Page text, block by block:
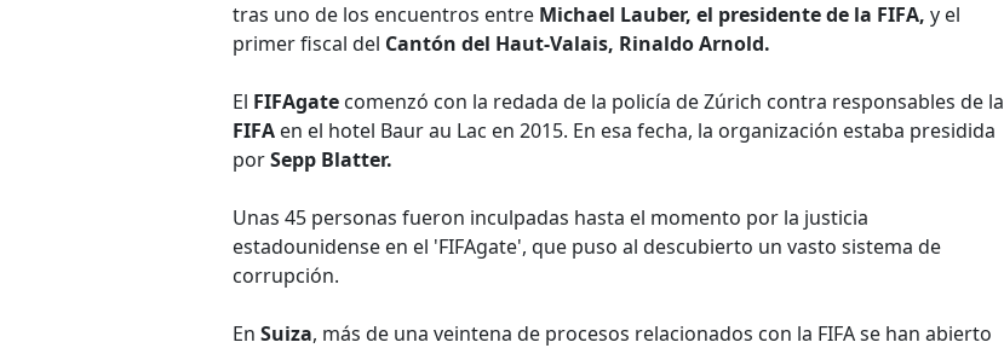
tras uno de los encuentros entre Michael Lauber, el presidente de la FIFA, y el
primer fiscal del Cantón del Haut-Valais, Rinaldo Arnold.
El FIFAgate comenzó con la redada de la policía de Zúrich contra responsables de la
FIFA en el hotel Baur au Lac en 2015. En esa fecha, la organización estaba presidida
porSepp Blatter.
Unas 45 personas fueron inculpadas hasta el momento por la justicia
estadounidense en el 'FIFAgate', que puso al descubierto un vasto sistema de
corrupción.
En Suiza, más de una veintena de procesos relacionados con la FIFA se han abierto